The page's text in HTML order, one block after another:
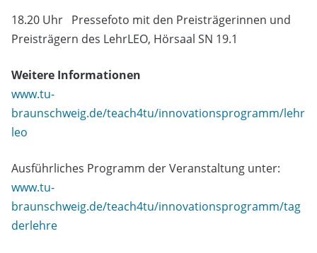
18.20 Uhr Pressefoto mit den Preisträgerinnen und
Preisträgern des LehrLEO, Hörsaal SN 19.1
Weitere Informationen
www.tu-
braunschweig.de/teach4tu/innovationsprogramm/lehr
leo
Ausführliches Programm der Veranstaltung unter:
www.tu-
braunschweig.de/teach4tu/innovationsprogramm/tag
derlehre